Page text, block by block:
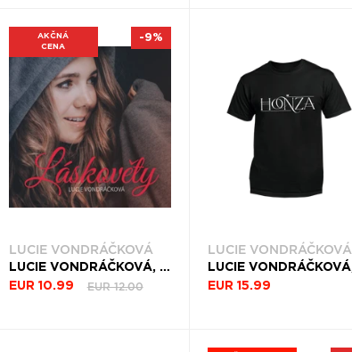
AKČNÁ
CENA
LUCIE VONDRÁČKOVÁ
LUCIE VONDRÁČKOVÁ, CD LÁSKOVĚTY
EUR 10.99
EUR 12.00
-9%
LUCIE VONDRÁČKOVÁ
EUR 15.99